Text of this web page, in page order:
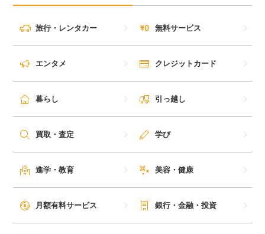
買い物
モニター
ポイ活お得情報
お友達紹介
カード比較
毎日ゲット
学び
月額有料サービス
銀行・金融・投資
家計の固定費
旅行・レンタカー 無料サービス
エンタメ クレジットカード
暮らし 引っ越し
買取・査定 学び
進学・教育 美容・健康
月額有料サービス 銀行・金融・投資